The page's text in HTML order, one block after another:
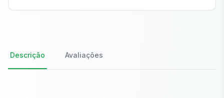
Descrição Avaliações